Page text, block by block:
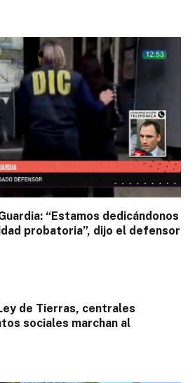
“Estamos dedicándonos
probatoria”, dijo el defensor
de Tierras, centrales
sociales marchan al